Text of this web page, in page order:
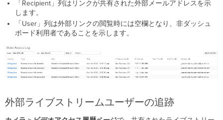
「Recipient」列はリンクが共有された外部メールアドレスを示
します。
「User」列は外部リンクの閲覧時には空欄となり、非ダッシュ
ボード利用者であることを示します。
外部ライブストリームユーザーの追跡